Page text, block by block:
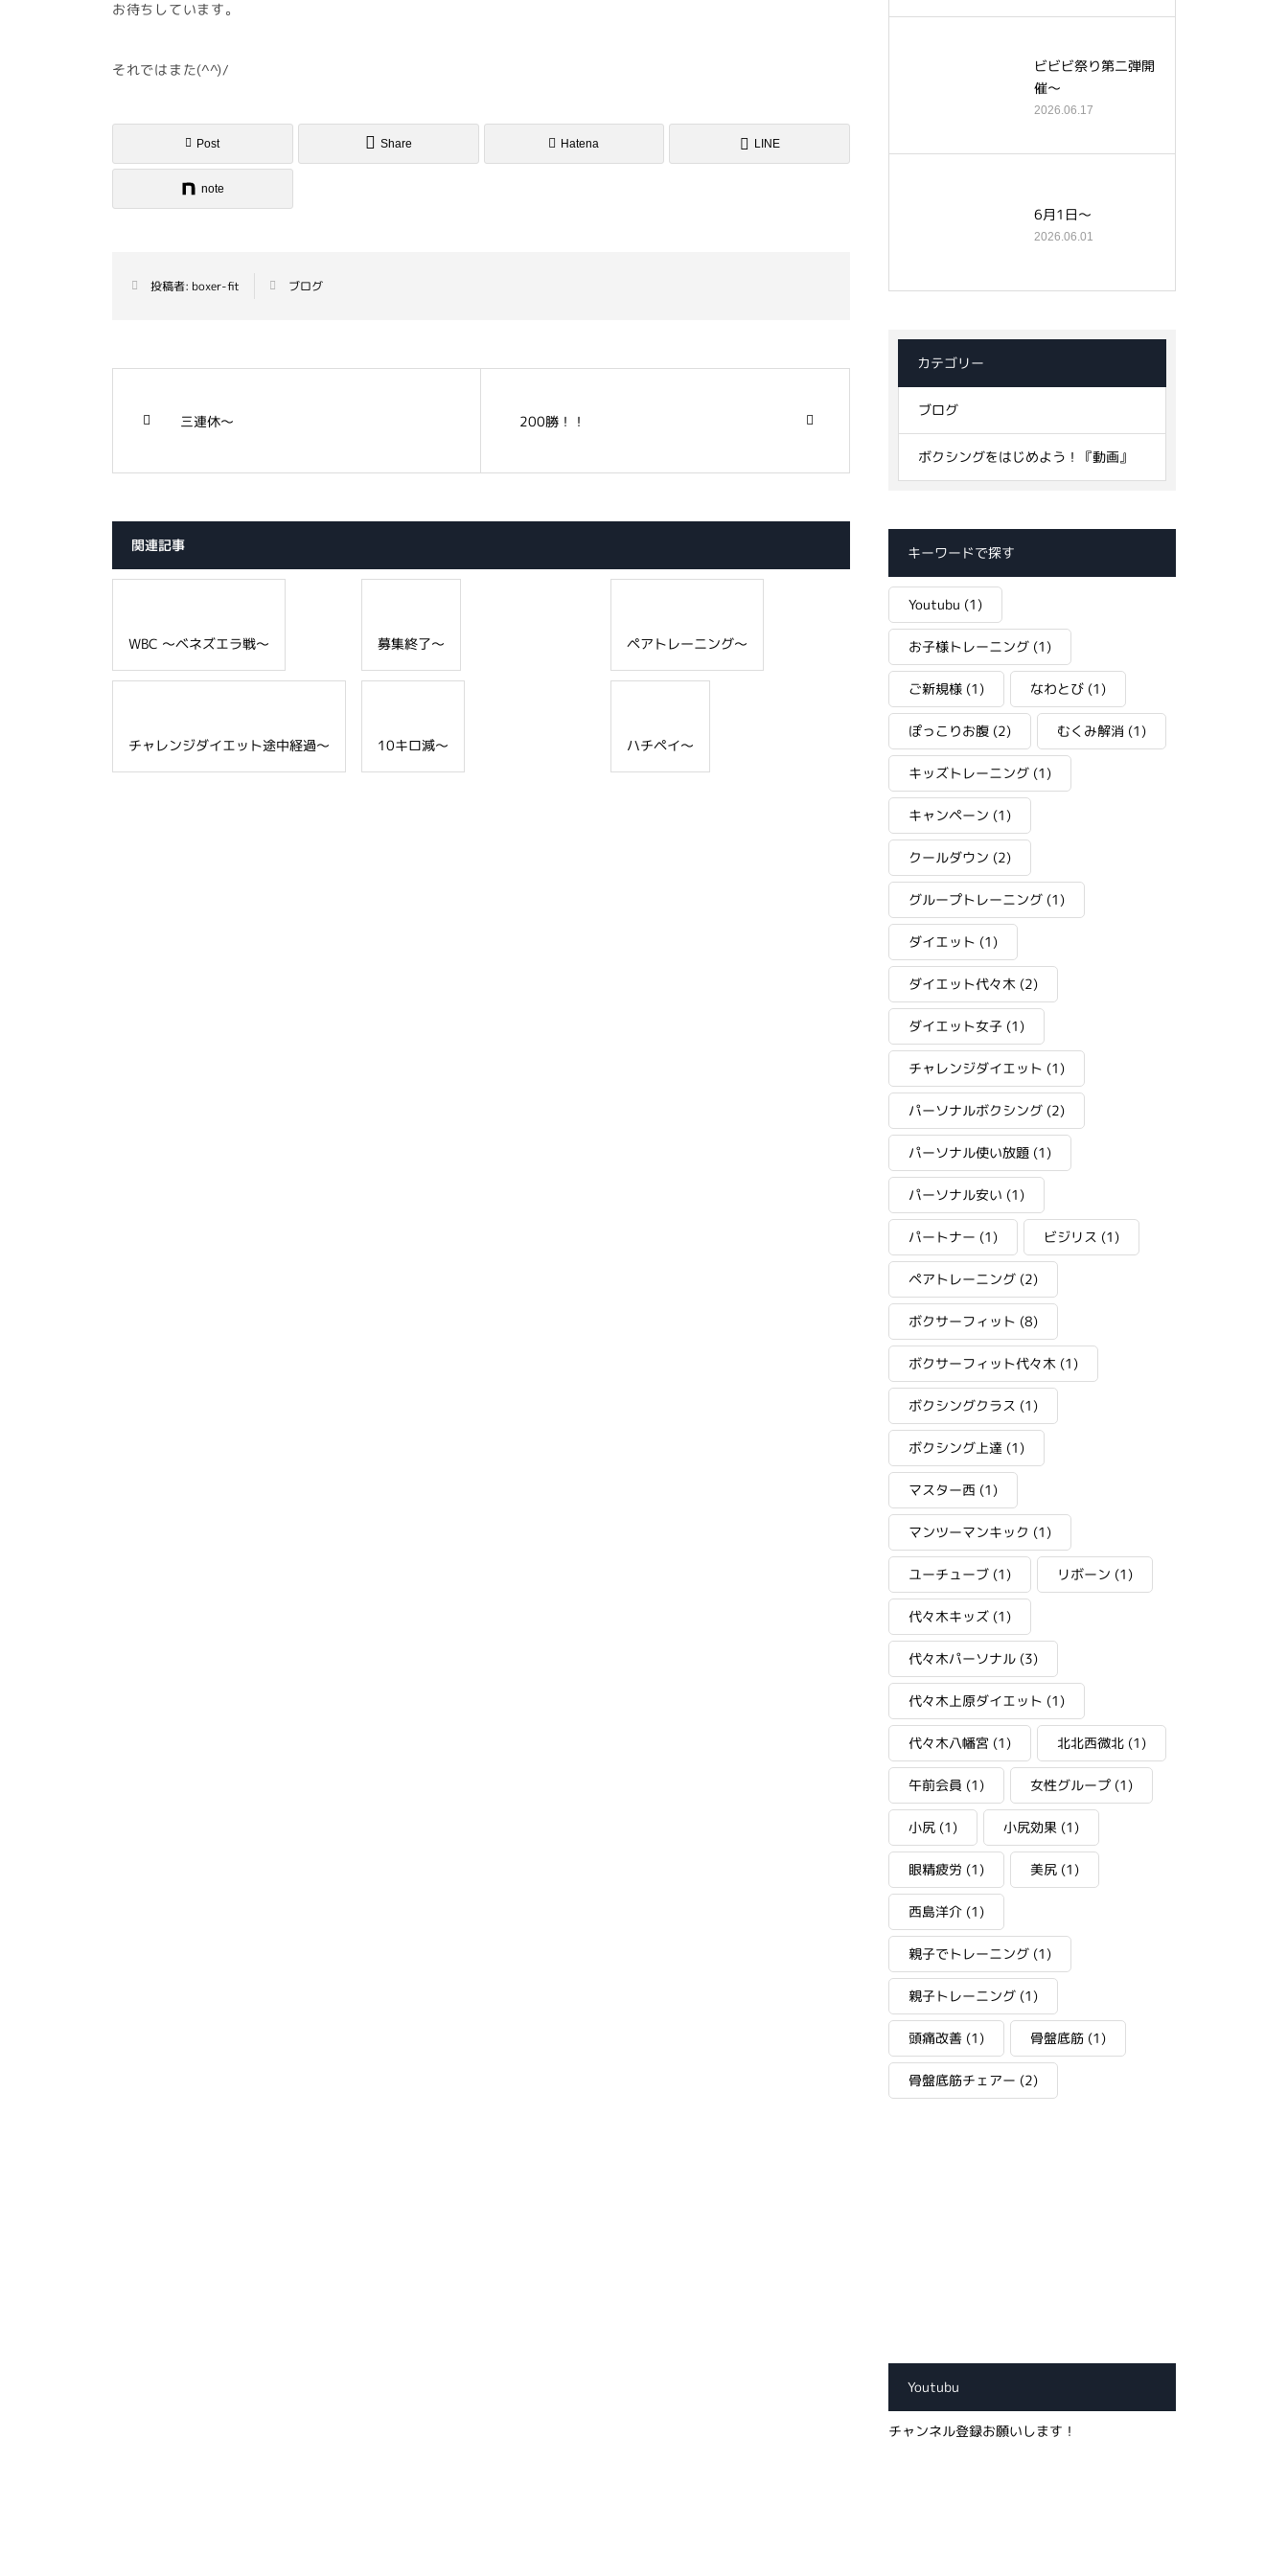
お待ちしています。
それではまた(^^)/
Post Share Hatena LINE
note
投稿者: boxer-fit ブログ
三連休～ 200勝！！
関連記事
WBC ～ベネズエラ戦～ 募集終了～ ペアトレーニング～
チャレンジダイエット途中経過～ 10キロ減～ ハチペイ～
ビビビ祭り第二弾開
催～
2026.06.17
6月1日～
2026.06.01
カテゴリー
ブログ
ボクシングをはじめよう！『動画』
キーワードで探す
Youtubu (1)
お子様トレーニング (1)
ご新規様 (1) なわとび (1)
ぽっこりお腹 (2) むくみ解消 (1)
キッズトレーニング (1)
キャンペーン (1)
クールダウン (2)
グループトレーニング (1)
ダイエット (1)
ダイエット代々木 (2)
ダイエット女子 (1)
チャレンジダイエット (1)
パーソナルボクシング (2)
パーソナル使い放題 (1)
パーソナル安い (1)
パートナー (1) ビジリス (1)
ペアトレーニング (2)
ボクサーフィット (8)
ボクサーフィット代々木 (1)
ボクシングクラス (1)
ボクシング上達 (1)
マスター西 (1)
マンツーマンキック (1)
ユーチューブ (1) リボーン (1)
代々木キッズ (1)
代々木パーソナル (3)
代々木上原ダイエット (1)
代々木八幡宮 (1) 北北西微北 (1)
午前会員 (1) 女性グループ (1)
小尻 (1) 小尻効果 (1)
眼精疲労 (1) 美尻 (1)
西島洋介 (1)
親子でトレーニング (1)
親子トレーニング (1)
頭痛改善 (1) 骨盤底筋 (1)
骨盤底筋チェアー (2)
Youtubu
チャンネル登録お願いします！